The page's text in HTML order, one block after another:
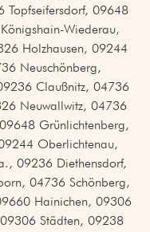
09648
Wiederau,
Holzhausen, 09244
Neuschönberg,
Claußnitz, 04736
Neuwallwitz, 04736
Grünlichtenberg,
Oberlichtenau,
09236 Diethensdorf,
04736 Schönberg,
Hainichen, 09306
Städten, 09238